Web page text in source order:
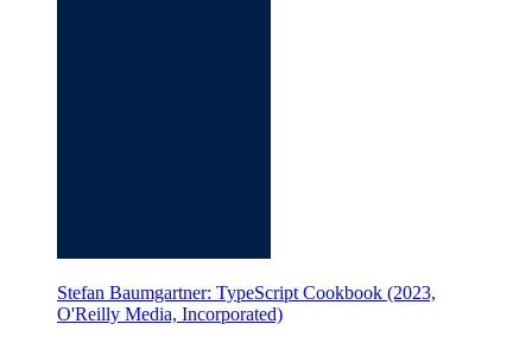
Stefan Baumgartner: TypeScript Cookbook (2023,
O'Reilly Media, Incorporated)